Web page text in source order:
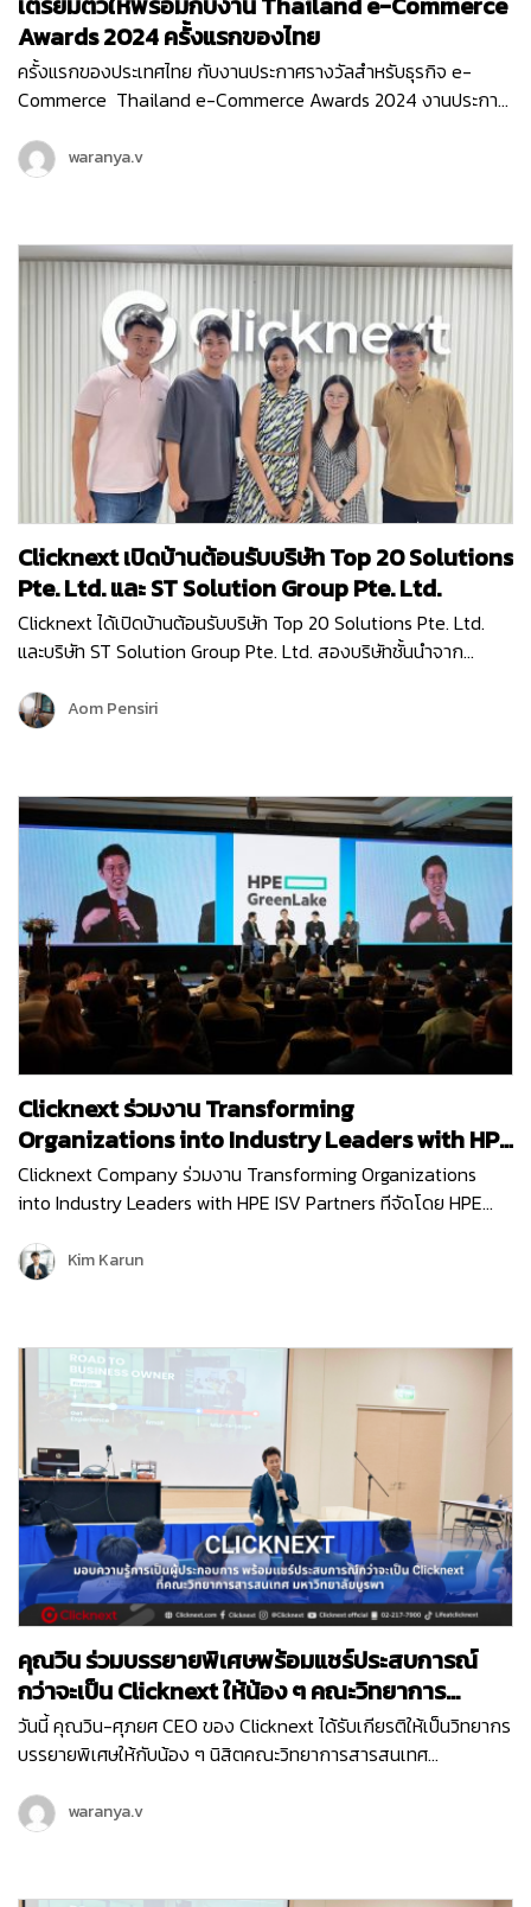
Awards 2024 ครั้งแรกของไทย
ครั้งแรกของประเทศไทย กับงานประกาศรางวัลสำหรับธุรกิจ e-
Commerce Thailand e-Commerce Awards 2024 งานประกาศ
ยอดเยี่ยม ที่ช่วยสนับสนุนอีคอมเมิร์ซไทยให้เติบโต ขับเคลื่อนธุรกิจ
ออนไลน์ให้ก้าวไปในอนาคตได้อย่างเต็มประสิทธิภาพ ซึ่งงานนี้จัดขึ้น
Commerce Association) และ Clicknext ก็ร่วมเป็นพาร์ทเนอร์
สนับสนุน และร่วมเป็นกรรมการตัดสินรางวัลในงานอันทรงเกียรติ
ครั้งแรกของประเทศไทยด้วย…
waranya.v
Clicknext เปิดบ้านต้อนรับบริษัท Top 20 Solutions
Pte. Ltd. และ ST Solution Group Pte. Ltd.
Clicknext ได้เปิดบ้านต้อนรับบริษัท Top 20 Solutions Pte. Ltd.
และบริษัท ST Solution Group Pte. Ltd. สองบริษัทชั้นนำจาก
เยี่ยมครั้งนี้ก็เพื่อมาพูดคุยแลกเปลี่ยนข้อมูล…
Aom Pensiri
Clicknext ร่วมงาน Transforming
Organizations into Industry Leaders with HPE
ISV Partners
Clicknext Company ร่วมงาน Transforming Organizations
into Industry Leaders with HPE ISV Partners ทีจัดโดย HPE
อัปเดตนวัตกรรมใหม่ๆ การนำเทคโนโลยีด้าน…
Kim Karun
คุณวิน ร่วมบรรยายพิเศษพร้อมแชร์ประสบการณ์
กว่าจะเป็น Clicknext ให้น้อง ๆ คณะวิทยาการ
สารสนเทศ ม.บูรพา
วันนี้ คุณวิน-ศุภยศ CEO ของ Clicknext ได้รับเกียรติให้เป็นวิทยากร
บรรยายพิเศษให้กับน้อง ๆ นิสิตคณะวิทยาการสารสนเทศ
Newly formed ventures, small to medium size growth-
oriented ventures…
waranya.v